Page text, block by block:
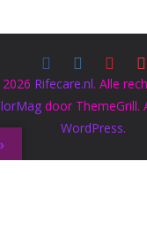
Rifecare.nl. Alle
door ThemeGrill.
WordPress.